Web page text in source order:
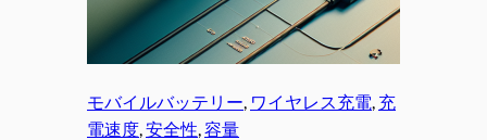
モバイルバッテリー, ワイヤレス充電, 充
電速度, 安全性, 容量